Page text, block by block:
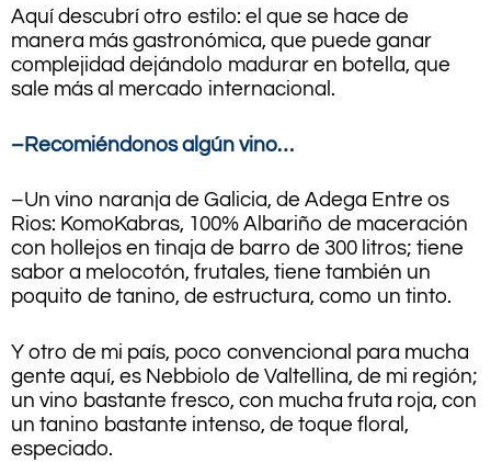
Aquí descubrí otro estilo: el que se hace de
manera más gastronómica, que puede ganar
complejidad dejándolo madurar en botella, que
sale más al mercado internacional.
–Recomiéndonos algún vino…
–Un vino naranja de Galicia, de Adega Entre os
Rios: KomoKabras, 100% Albariño de maceración
con hollejos en tinaja de barro de 300 litros; tiene
sabor a melocotón, frutales, tiene también un
poquito de tanino, de estructura, como un tinto.
Y otro de mi país, poco convencional para mucha
gente aquí, es Nebbiolo de Valtellina, de mi región;
un vino bastante fresco, con mucha fruta roja, con
un tanino bastante intenso, de toque floral,
especiado.